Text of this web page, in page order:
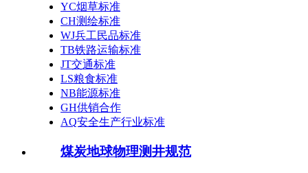
YC烟草标准
CH测绘标准
WJ兵工民品标准
TB铁路运输标准
JT交通标准
LS粮食标准
NB能源标准
GH供销合作
AQ安全生产行业标准
煤炭地球物理测井规范